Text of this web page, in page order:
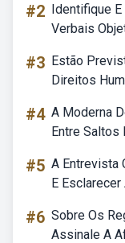
#2 Identifique
Verbais
#3 Estão
Direitos
#4 A Moderna
Entre Saltos
#5 A Entrevista
E
#6 Sobre Os
Assinale A